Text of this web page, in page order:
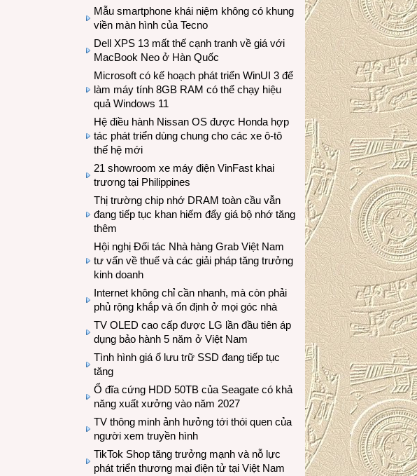
Mẫu smartphone khái niệm không có khung
viền màn hình của Tecno
Dell XPS 13 mất thế cạnh tranh về giá với
MacBook Neo ở Hàn Quốc
Microsoft có kế hoạch phát triển WinUI 3 để
làm máy tính 8GB RAM có thể chạy hiệu
quả Windows 11
Hệ điều hành Nissan OS được Honda hợp
tác phát triển dùng chung cho các xe ô-tô
thế hệ mới
21 showroom xe máy điện VinFast khai
trương tại Philippines
Thị trường chip nhớ DRAM toàn cầu vẫn
đang tiếp tục khan hiếm đẩy giá bộ nhớ tăng
thêm
Hội nghị Đối tác Nhà hàng Grab Việt Nam
tư vấn về thuế và các giải pháp tăng trưởng
kinh doanh
Internet không chỉ cần nhanh, mà còn phải
phủ rộng khắp và ổn định ở mọi góc nhà
TV OLED cao cấp được LG lần đầu tiên áp
dụng bảo hành 5 năm ở Việt Nam
Tình hình giá ổ lưu trữ SSD đang tiếp tục
tăng
Ổ đĩa cứng HDD 50TB của Seagate có khả
năng xuất xưởng vào năm 2027
TV thông minh ảnh hưởng tới thói quen của
người xem truyền hình
TikTok Shop tăng trưởng mạnh và nỗ lực
phát triển thương mại điện tử tại Việt Nam